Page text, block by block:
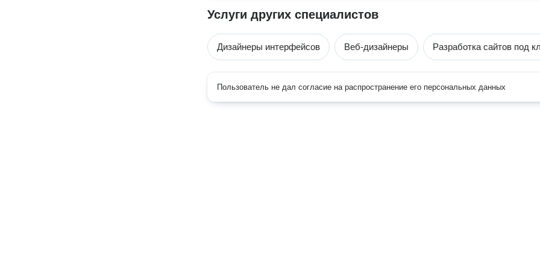
Услуги других специалистов
Дизайнеры интерфейсов Веб-дизайнеры Разработка сайтов под
Пользователь не дал согласие на распространение его персональных данных